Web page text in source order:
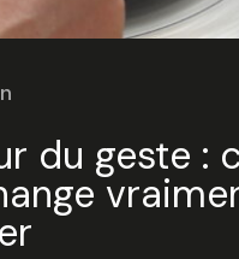
du geste :